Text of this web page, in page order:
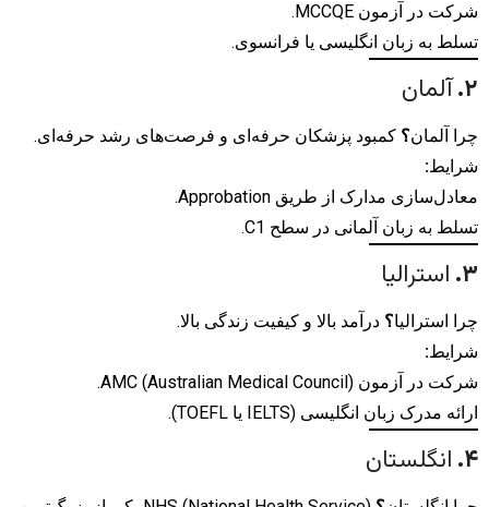
شرکت در آزمون MCCQE.
تسلط به زبان انگلیسی یا فرانسوی.
۲.آلمان
چرا آلمان؟ کمبود پزشکان حرفه‌ای و فرصت‌های رشد حرفه‌ای.
شرایط:
معادل‌سازی مدارک از طریق Approbation.
تسلط به زبان آلمانی در سطح C1.
۳. استرالیا
چرا استرالیا؟ درآمد بالا و کیفیت زندگی بالا.
شرایط:
شرکت در آزمون AMC (Australian Medical Council).
ارائه مدرک زبان انگلیسی (IELTS یا TOEFL).
۴. انگلستان